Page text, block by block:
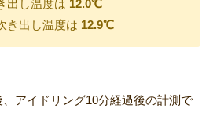
出し温度は 12.0℃
き出し温度は 12.9℃
アイドリング10分経過後の計測で